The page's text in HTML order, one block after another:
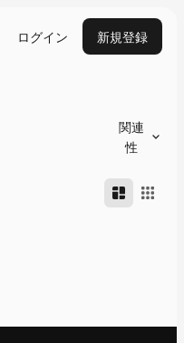
ログイン 新規登録
関連
性